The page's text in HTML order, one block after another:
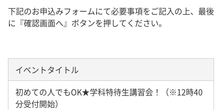
下記のお申込みフォームにて必要事項をご記入の上、最後
に『確認画面へ』ボタンを押してください。
イベントタイトル
初めての人でもOK★学科特待生講習会！（※12時40
分受付開始）